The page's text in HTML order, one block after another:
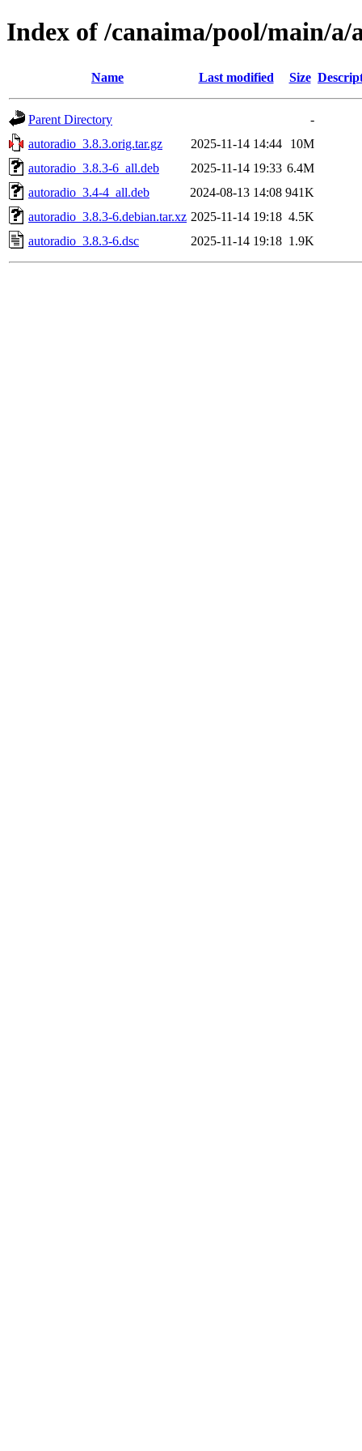
Index of /canaima/pool/main/a/
Name Last modified Size
Parent Directory
-
autoradio_3.8.3.orig.tar.gz
2025-11-14 14:44
10M
autoradio_3.8.3-6_all.deb
2025-11-14 19:33 6.4M
autoradio_3.4-4_all.deb
2024-08-13 14:08 941K
autoradio_3.8.3-6.debian.tar.xz 2025-11-14 19:18 4.5K
autoradio_3.8.3-6.dsc
2025-11-14 19:18 1.9K